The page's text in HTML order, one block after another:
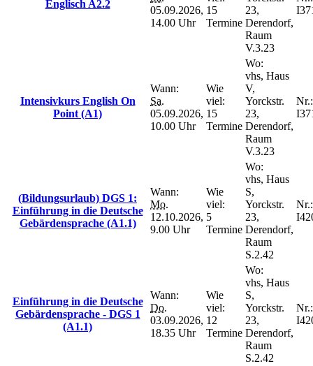
Englisch A2.2
05.09.2026,
14.00 Uhr
15
Termine
23,
Derendorf,
Raum
V.3.23
Intensivkurs English On
Point (A1)
Wann:
Sa.
05.09.2026,
10.00 Uhr
Wie
viel:
15
Termine
Wo:
vhs, Haus
V,
Yorckstr.
23,
Derendorf,
Raum
V.3.23
Nr.:
(Bildungsurlaub) DGS 1:
Einführung in die Deutsche
Gebärdensprache (A1.1)
Wann:
Mo.
12.10.2026,
9.00 Uhr
Wie
viel:
5
Termine
Wo:
vhs, Haus
S,
Yorckstr.
23,
Derendorf,
Raum
S.2.42
Nr.:
Einführung in die Deutsche
Gebärdensprache - DGS 1
(A1.1)
Wann:
Do.
03.09.2026,
18.35 Uhr
Wie
viel:
12
Termine
Wo:
vhs, Haus
S,
Yorckstr.
23,
Derendorf,
Raum
S.2.42
Nr.: